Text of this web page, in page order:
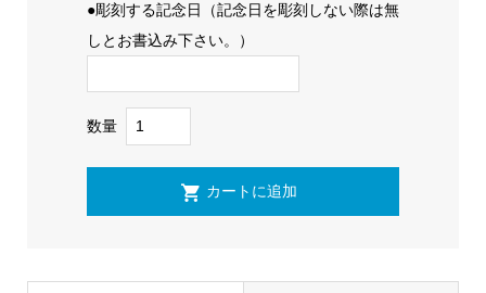
●彫刻する記念日（記念日を彫刻しない際は無
しとお書込み下さい。）
数量